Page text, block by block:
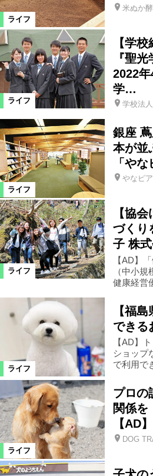
宮城県 新地町
西会津町 川俣町
飯舘村 葛尾村
富岡町 川内村
広野町 国見町
県南エリア
昭和村 南会津町
西郷村 矢祭町
白石市
仙台市 中島村
福島市郊外
カテゴリ
ファッション
ライフ
米ぬか
ライフ
【学
『聖
2022
学…
学校法
ライフ
銀座
本が並
「や
やなピア
ライフ
【協
づくり
子 株
【AD】
（中小
健康経営
ライフ
【福
できる
【AD】
ショップ
で利用で
ライフ
プロの
関係を
【AD】
DOG